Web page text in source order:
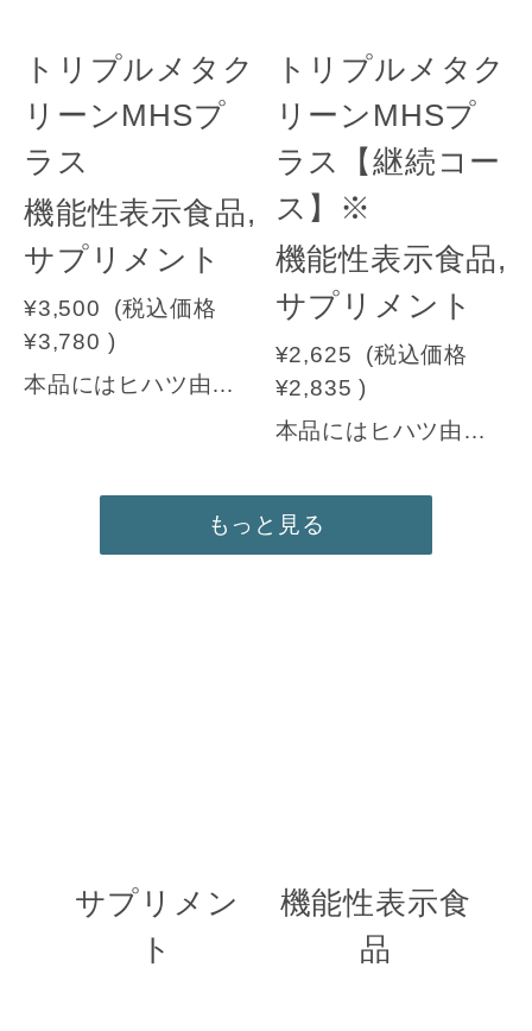
トリプルメタク
リーンMHSプ
ラス
機能性表示食品,
サプリメント
¥3,500
(税込価格
¥3,780 )
本品にはヒハツ由来ピペリン類が含まれます。ヒハツ由来ピペリン類には冷えにより低下した血流（末梢血流）を正常に整え、末梢（手）の皮膚表面温度の低下を軽減する機能があることが報告されています。また、脚のむくみが気になる健常な女性の夕方の脚のむくみ（病的ではない一過性のむくみ）を軽減する機能があることが報告されています。機能性関与成分：ヒハツ由来ピペリン類届出番号：G1440【原材料名】栗渋皮抽出物（国内製造）、ヒハツ抽出物（デキストリン、ヒハツエキス）、サラシアエキス末/ソルビトール、セルロース、ステアリン酸Ca【内容量】300mg×90粒 1日目安3粒 →ご継続コースをご注文方はコチラへ
トリプルメタク
リーンMHSプ
ラス【継続コー
ス】※
機能性表示食品,
サプリメント
¥2,625
(税込価格
¥2,835 )
本品にはヒハツ由来ピペリン類が含まれます。ヒハツ由来ピペリン類には冷えにより低下した血流（末梢血流）を正常に整え、末梢（手）の皮膚表面温度の低下を軽減する機能があることが報告されています。機能性関与成分：ヒハツ由来ピペリン類届出番号：G1440【原材料名】栗渋皮抽出物（国内製造）、ヒハツ抽出物（デキストリン、ヒハツエキス）、サラシアエキス末/ソルビトール、セルロース、ステアリン酸Ca【内容量】300mg×90粒 1日目安3粒※継続コースでのお申込みになります。
もっと見る
サプリメン
ト
機能性表示食
品